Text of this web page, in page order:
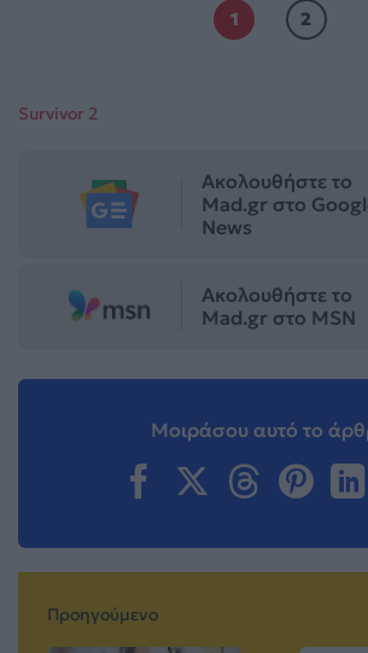
1 2
Survivor 2
Ακολουθήστε το
Mad.gr στο
News
Ακολουθήστε το
Mad.gr στο MSN
Μοιράσου αυτό το
Προηγούμενο